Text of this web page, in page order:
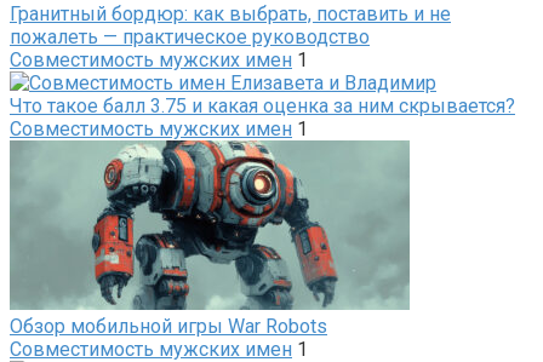
Гранитный бордюр: как выбрать, поставить и не
пожалеть — практическое руководство
Совместимость мужских имен 1
Что такое балл 3.75 и какая оценка за ним скрывается?
Совместимость мужских имен 1
Обзор мобильной игры War Robots
Совместимость мужских имен 1